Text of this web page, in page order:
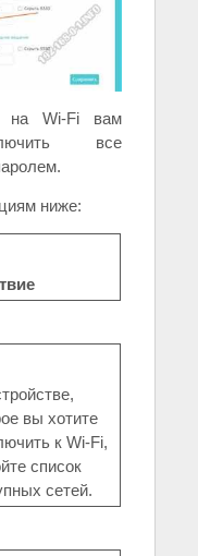
на Wi-Fi вам
все
ниже:
вы хотите
к Wi-Fi,
список
сетей.